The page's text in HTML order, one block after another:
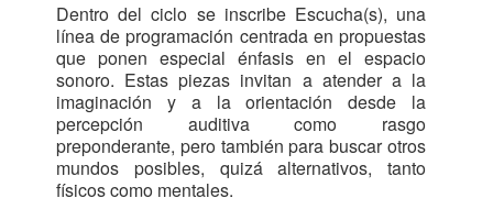
Dentro del ciclo se inscribe Escucha(s), una
línea de programación centrada en propuestas
que ponen especial énfasis en el espacio
sonoro. Estas piezas invitan a atender a la
imaginación y a la orientación desde la
percepción auditiva como rasgo
preponderante, pero también para buscar otros
mundos posibles, quizá alternativos, tanto
físicos como mentales.